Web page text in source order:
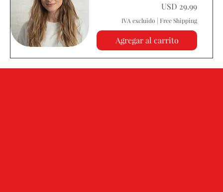
Precio
USD 29.99
IVA excluido | Free Shipping
Agregar al carrito